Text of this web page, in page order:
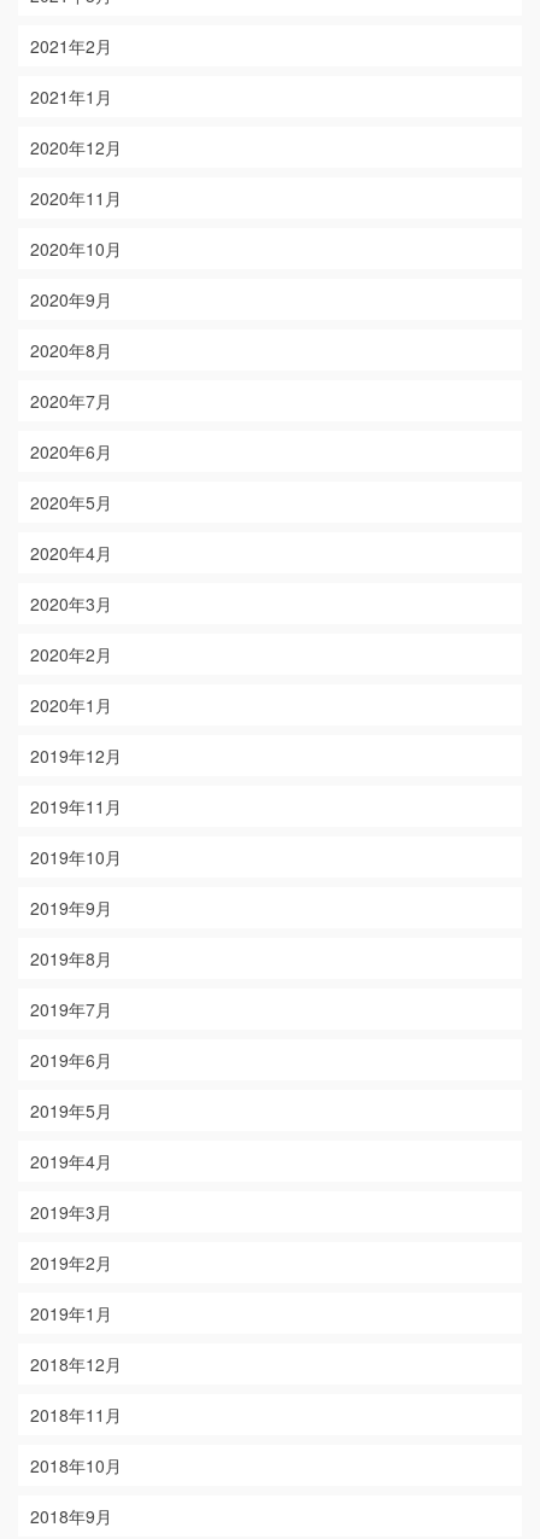
2021年2月
2021年1月
2020年12月
2020年11月
2020年10月
2020年9月
2020年8月
2020年7月
2020年6月
2020年5月
2020年4月
2020年3月
2020年2月
2020年1月
2019年12月
2019年11月
2019年10月
2019年9月
2019年8月
2019年7月
2019年6月
2019年5月
2019年4月
2019年3月
2019年2月
2019年1月
2018年12月
2018年11月
2018年10月
2018年9月